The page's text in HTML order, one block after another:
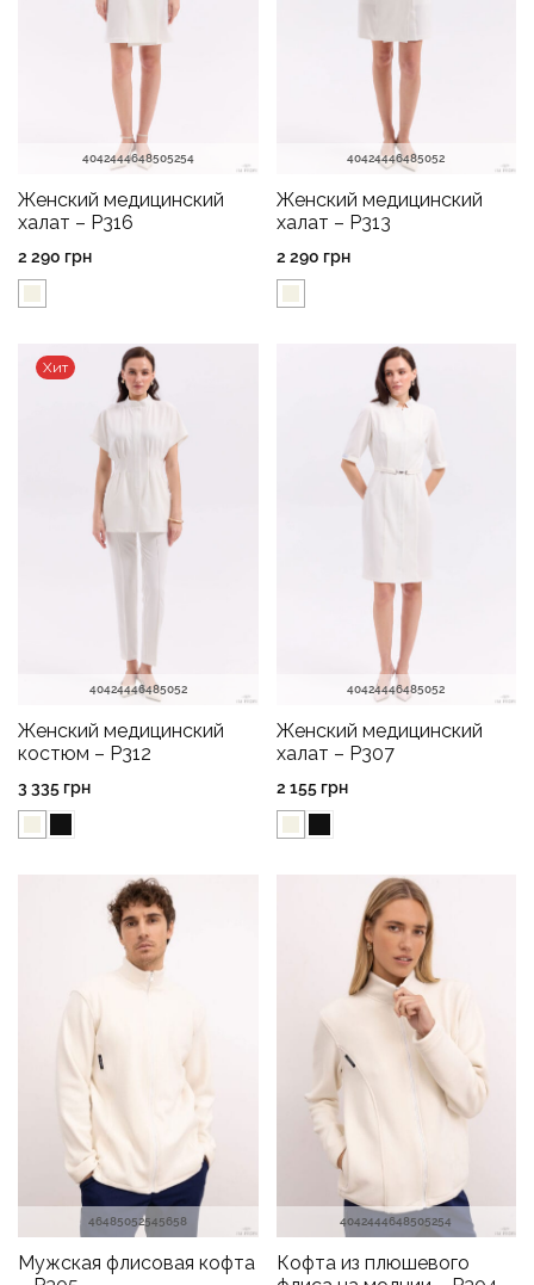
4042444648505254
Женский медицинский
халат – P316
2 290 грн
40424446485052
Женский медицинский
халат – P313
2 290 грн
Хит
40424446485052
Женский медицинский
костюм – P312
3 335 грн
40424446485052
Женский медицинский
халат – P307
2 155 грн
46485052545658
Мужская флисовая кофта
4042444648505254
Кофта из плюшевого